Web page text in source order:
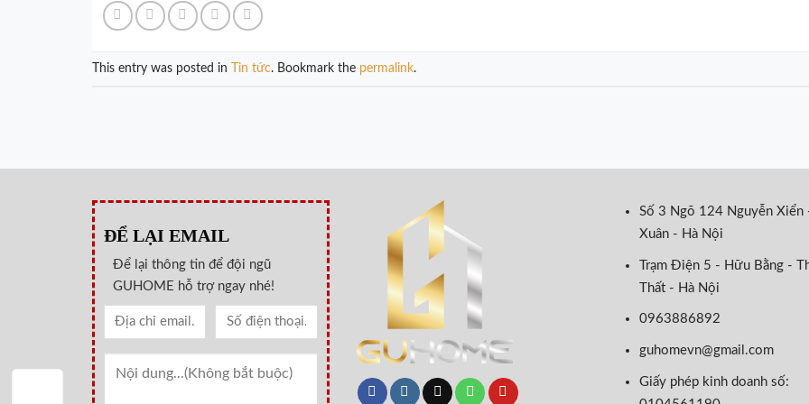
This entry was posted in Tin tức. Bookmark the permalink.
ĐỂ LẠI EMAIL
Để lại thông tin để đội ngũ
GUHOME hỗ trợ ngay nhé!
Số 3 Ngõ 124 Nguyễn Xiển
Xuân - Hà Nội
Trạm Điện 5 - Hữu Bằng -
Thất - Hà Nội
0963886892
guhomevn@gmail.com
Giấy phép kinh doanh số: